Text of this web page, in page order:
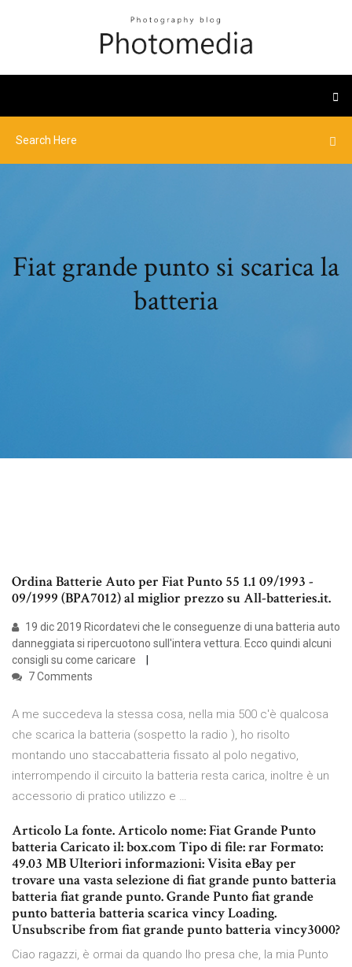
Fiat grande punto si scarica la
batteria
Ordina Batterie Auto per Fiat Punto 55 1.1 09/1993 -
09/1999 (BPA7012) al miglior prezzo su All-batteries.it.
19 dic 2019 Ricordatevi che le conseguenze di una batteria auto
danneggiata si ripercuotono sull'intera vettura. Ecco quindi alcuni
consigli su come caricare
7 Comments
A me succedeva la stessa cosa, nella mia 500 c'è qualcosa
che scarica la batteria (sospetto la radio ), ho risolto
montando uno staccabatteria fissato al polo negativo,
interrompendo il circuito la batteria resta carica, inoltre è un
accessorio di pratico utilizzo e …
Articolo La fonte. Articolo nome: Fiat Grande Punto
batteria Caricato il: box.com Tipo di file: rar Formato:
49.03 MB Ulteriori informazioni: Visita eBay per
trovare una vasta selezione di fiat grande punto batteria
batteria fiat grande punto. Grande Punto fiat grande
punto batteria batteria scarica vincy Loading.
Unsubscribe from fiat grande punto batteria vincy3000?
Ciao ragazzi, è ormai da quando lho presa che, la mia Punto